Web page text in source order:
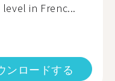
in Frenc...
ンロードする